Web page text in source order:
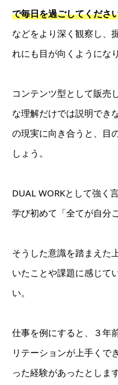
で毎日を過ごしてくださ
などをより深く観察し、
れにも目が向くようにな
コンテンツ型として販売
な理解だけでは説明でき
の現実に向き合うと
、
しょう。
DUAL WORKとして強く
学び初めて「全てが自分
そうした意識を踏まえた
いたことや課題に感じて
い。
仕事を例にすると、３年
リテーションが上手くで
った経験があったとしま